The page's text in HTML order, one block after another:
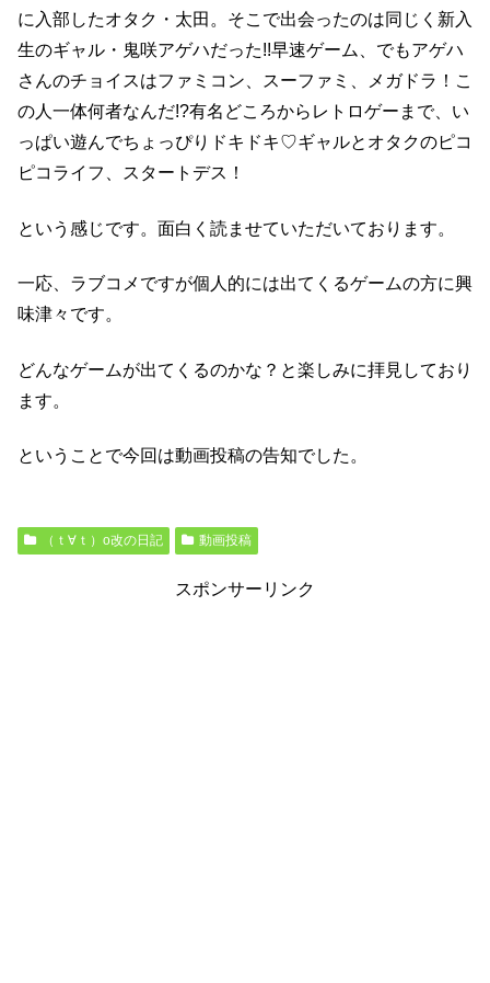
に入部したオタク・太田。そこで出会ったのは同じく新入
生のギャル・鬼咲アゲハだった!!早速ゲーム、でもアゲハ
さんのチョイスはファミコン、スーファミ、メガドラ！こ
の人一体何者なんだ!?有名どころからレトロゲーまで、い
っぱい遊んでちょっぴりドキドキ♡ギャルとオタクのピコ
ピコライフ、スタートデス！
という感じです。面白く読ませていただいております。
一応、ラブコメですが個人的には出てくるゲームの方に興
味津々です。
どんなゲームが出てくるのかな？と楽しみに拝見しており
ます。
ということで今回は動画投稿の告知でした。
（ｔ∀ｔ）o改の日記 動画投稿
スポンサーリンク